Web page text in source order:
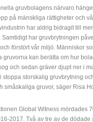
gruvbolagens närvaro
på mänskliga rättigheter och
har aldrig bidragit till
Samtidigt har gruvbrytningen
förstört vår miljö. Människor
gruvorna kan berätta om hur
och sedan gräver djupt ner i
stoppa storskalig gruvbrytning
småskaliga gruvor, säger Risa
Global Witness mördades
2017. Två av tre av de dödade